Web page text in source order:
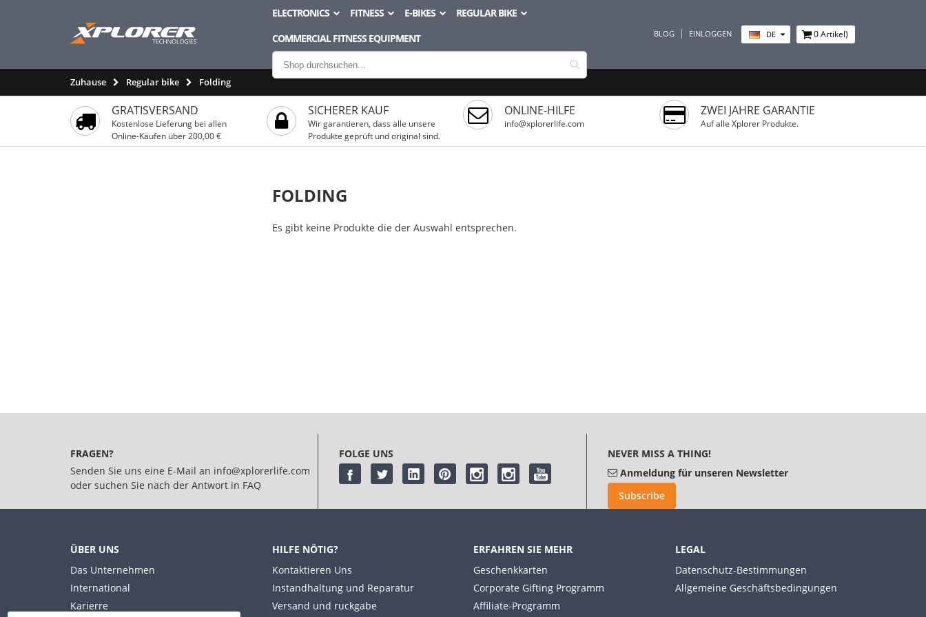
ELECTRONICS FITNESS E-BIKES
REGULAR BIKE
COMMERCIAL FITNESS EQUIPMENT
BLOG EINLOGGEN DE 0Artikel)
Zuhause Regular bike Folding
GRATISVERSAND
Kostenlose Lieferung bei allen
Online-Käufen über 200,00 €
SICHERER KAUF
Wir garantieren, dass alle unsere
Produkte geprüft und original sind.
ONLINE-HILFE
info@xplorerlife.com
ZWEI JAHRE GARANTIE
Auf alle Xplorer Produkte.
FOLDING
Es gibt keine Produkte die der Auswahl entsprechen.
FRAGEN?
Senden Sie uns eine E-Mail an info@xplorerlife.com
oder suchen Sie nach der Antwort in FAQ
FOLGE UNS
NEVER MISS A THING!
Anmeldung für unseren Newsletter
Subscribe
ÜBER UNS
Das Unternehmen
International
Karierre
HILFE NÖTIG?
Kontaktieren Uns
Instandhaltung und Reparatur
Versand und ruckgabe
ERFAHREN SIE MEHR
Geschenkkarten
Corporate Gifting Programm
Affiliate-Programm
LEGAL
Datenschutz-Bestimmungen
Allgemeine Geschäftsbedingungen